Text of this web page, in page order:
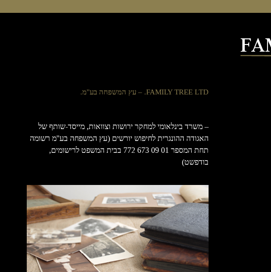
FAMILY TREE LTD. – עץ המשפחה בע''מ.
– משרד בינלאומי למחקר ירושות וצוואות, מייסד-שותף של
האגודה ההונגרית לחיפוש יורשים (עץ המשפחה בע''מ רשומה
תחת המספר 01 09 673 772 בבית המשפט לרישומים,
בודפשט)